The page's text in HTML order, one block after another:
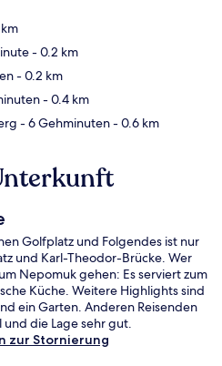
- 0.2 km
- 0.2 km
- 0.4 km
- 6 Gehminuten- 0.6 km
Golfplatz und Folgendes ist nur
und Karl-Theodor-Brücke. Wer
Nepomuk gehen: Es serviert zum
Küche. Weitere Highlights sind
ein Garten. Anderen Reisenden
die Lage sehr gut.
zur Stornierung